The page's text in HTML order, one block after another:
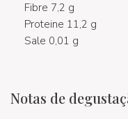
Fibre 7,2 g
Proteine 11,2 g
Sale 0,01 g
Notas de